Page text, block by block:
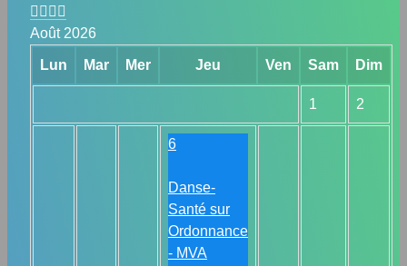
Août 2026
Lun Mar Mer Jeu Ven Sam Dim
1 2
6
Danse-
Santé sur
Ordonnance
- MVA